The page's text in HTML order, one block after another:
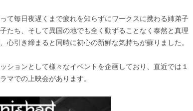
て毎日夜遅くまで疲れを知らずにワークスに携わる姉弟子
たち、そして異国の地でも全く動ずることなく泰然と真理
心引き締まると同時に初心の新鮮な気持ちが蘇りました。
ションとして様々なイベントを企画しており、直近では１
マでの上映会があります。